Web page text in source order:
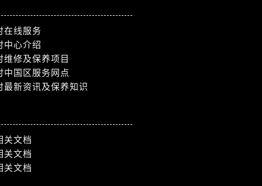
在线服务
中心介绍
维修及保养项目
中国区服务网点
最新资讯及保养知识
关文档
关文档
关文档